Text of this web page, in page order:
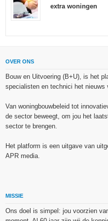
extra woningen
OVER ONS
Bouw en Uitvoering (B+U), is het
specialisten en technici het nieuws
Van woningbouwbeleid tot
de sector beweegt, om jou het
sector te brengen.
Het platform is een uitgave van
APR media.
MISSIE
Ons doel is simpel: jou voorzien